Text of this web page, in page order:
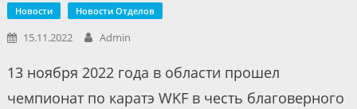
Новости Новости Отделов
15.11.2022 Admin
13 ноября 2022 года в области прошел
чемпионат по каратэ WKF в честь благоверного